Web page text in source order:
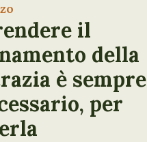
il
della
è sempre
per